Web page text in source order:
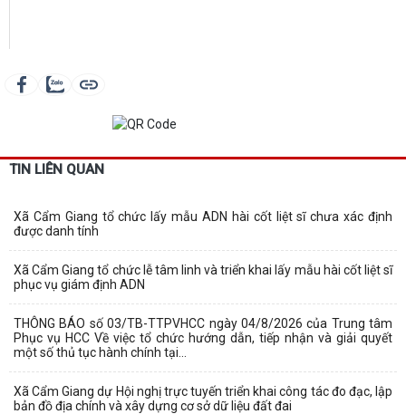
TIN LIÊN QUAN
Xã Cẩm Giang tổ chức lấy mẫu ADN hài cốt liệt sĩ chưa xác định
được danh tính
Xã Cẩm Giang tổ chức lễ tâm linh và triển khai lấy mẫu hài cốt liệt sĩ
phục vụ giám định ADN
THÔNG BÁO số 03/TB-TTPVHCC ngày 04/8/2026 của Trung tâm
Phục vụ HCC Về việc tổ chức hướng dẫn, tiếp nhận và giải quyết
một số thủ tục hành chính tại...
Xã Cẩm Giang dự Hội nghị trực tuyến triển khai công tác đo đạc, lập
bản đồ địa chính và xây dựng cơ sở dữ liệu đất đai